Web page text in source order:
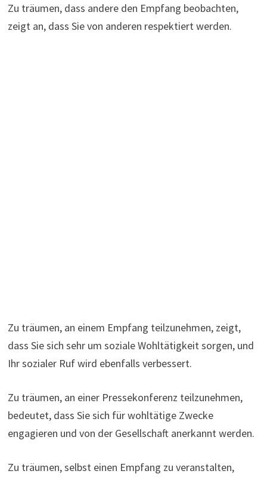
Zu träumen, dass andere den Empfang beobachten,
zeigt an, dass Sie von anderen respektiert werden.
Zu träumen, an einem Empfang teilzunehmen, zeigt,
dass Sie sich sehr um soziale Wohltätigkeit sorgen, und
Ihr sozialer Ruf wird ebenfalls verbessert.
Zu träumen, an einer Pressekonferenz teilzunehmen,
bedeutet, dass Sie sich für wohltätige Zwecke
engagieren und von der Gesellschaft anerkannt werden.
Zu träumen, selbst einen Empfang zu veranstalten,